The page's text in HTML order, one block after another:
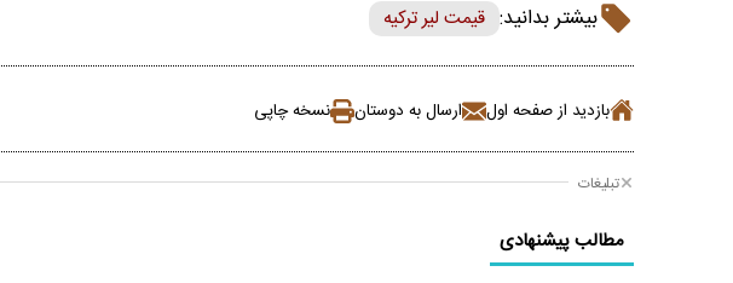
بیشتر بدانید: قیمت لیر ترکیه
بازدید از صفحه اول ارسال به دوستان نسخه چاپی
تبلیغات
مطالب پیشنهادی